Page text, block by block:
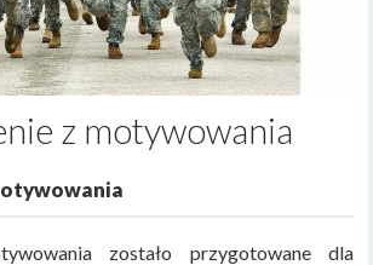
z motywowania
zostało przygotowane dla